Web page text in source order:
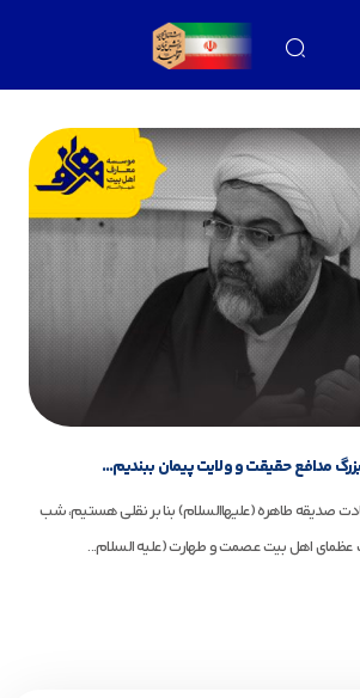
بزرگ مدافع حقیقت و ولایت پیمان ببندیم…
صدیقه طاهره (علیهاالسلام) بنا بر نقلی هستیم، شب
عظمای اهل بیت عصمت و طهارت (علیه السلام...